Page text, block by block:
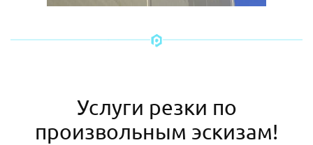
Услуги резки по
произвольным эскизам!